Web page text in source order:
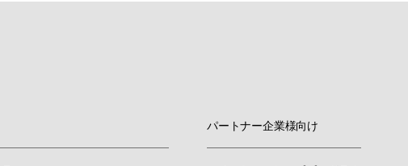
パートナー企業様向け